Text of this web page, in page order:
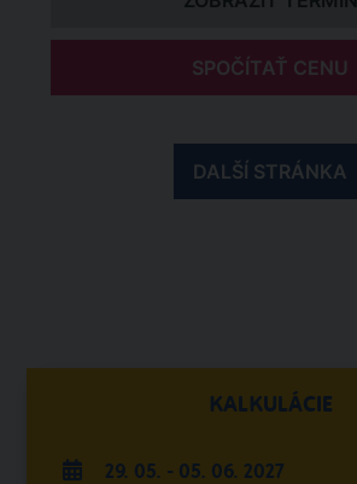
SPOČÍTAŤ CENU
DALŠÍ STRÁNKA
KALKULÁCIE
29. 05. - 05. 06. 2027